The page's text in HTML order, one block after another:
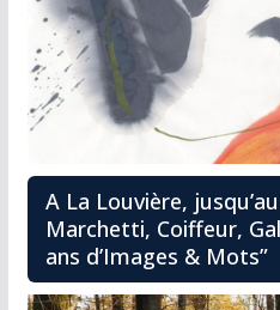
A La Louvière,
Marchetti, Coiffeur,
ans d’Images & Mots”